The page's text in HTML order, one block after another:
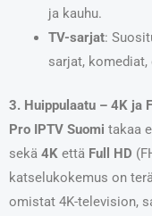
ja kauhu.
TV-sarjat:
sarjat,
3. Huippulaatu – 4K ja
Pro IPTV Suomi takaa
sekä 4K että Full HD
katselukokemus on
omistat 4K-television,